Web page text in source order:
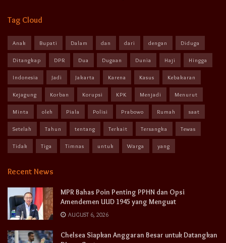
Tag Cloud
Anak Bupati Dalam dan dari dengan Diduga
Ditangkap DPR Dua Dugaan Dunia Haji Hingga
Indonesia Jadi Jakarta Karena Kasus Kebakaran
Kejagung Korban Korupsi KPK Menjadi Menurut
Minta oleh Piala Polisi Prabowo Rumah saat
Setelah Tahun tentang Terkait Tersangka Tewas
Tidak Tiga Timnas untuk Warga yang
Recent News
MPR Bahas Poin Penting PPHN dan Opsi
Amendemen UUD 1945 yang Menguat
AUGUST 6, 2026
Chelsea Siapkan Anggaran Besar untuk Datangkan